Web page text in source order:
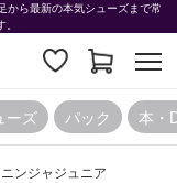
から最新の本気シューズまで常
ーズ パック 本・
ニンジャジュニア